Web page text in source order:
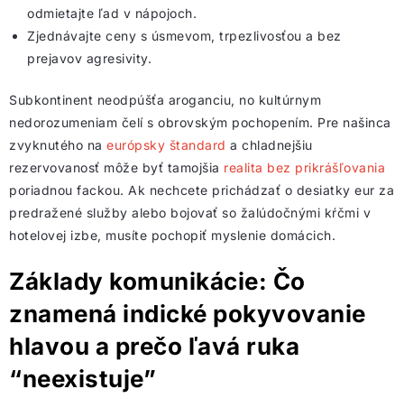
odmietajte ľad v nápojoch.
Zjednávajte ceny s úsmevom, trpezlivosťou a bez
prejavov agresivity.
Subkontinent neodpúšťa aroganciu, no kultúrnym
nedorozumeniam čelí s obrovským pochopením. Pre našinca
zvyknutého na európsky štandard a chladnejšiu
rezervovanosť môže byť tamojšia realita bez prikrášľovania
poriadnou fackou. Ak nechcete prichádzať o desiatky eur za
predražené služby alebo bojovať so žalúdočnými kŕčmi v
hotelovej izbe, musíte pochopiť myslenie domácich.
Základy komunikácie: Čo
znamená indické pokyvovanie
hlavou a prečo ľavá ruka
“neexistuje”